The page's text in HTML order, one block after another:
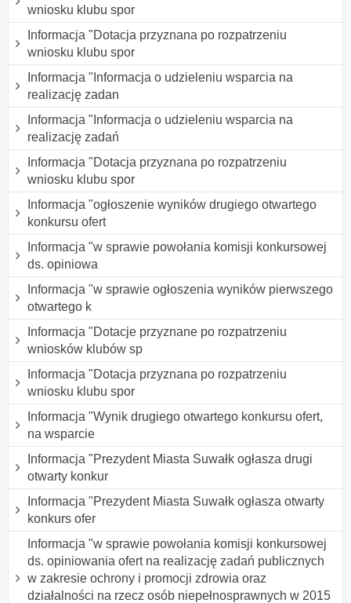
wniosku klubu spor
Informacja "Dotacja przyznana po rozpatrzeniu
wniosku klubu spor
Informacja "Informacja o udzieleniu wsparcia na
realizację zadan
Informacja "Informacja o udzieleniu wsparcia na
realizację zadań
Informacja "Dotacja przyznana po rozpatrzeniu
wniosku klubu spor
Informacja "ogłoszenie wyników drugiego otwartego
konkursu ofert
Informacja "w sprawie powołania komisji konkursowej
ds. opiniowa
Informacja "w sprawie ogłoszenia wyników pierwszego
otwartego k
Informacja "Dotacje przyznane po rozpatrzeniu
wniosków klubów sp
Informacja "Dotacja przyznana po rozpatrzeniu
wniosku klubu spor
Informacja "Wynik drugiego otwartego konkursu ofert,
na wsparcie
Informacja "Prezydent Miasta Suwałk ogłasza drugi
otwarty konkur
Informacja "Prezydent Miasta Suwałk ogłasza otwarty
konkurs ofer
Informacja "w sprawie powołania komisji konkursowej
ds. opiniowania ofert na realizację zadań publicznych
w zakresie ochrony i promocji zdrowia oraz
działalności na rzecz osób niepełnosprawnych w 2015